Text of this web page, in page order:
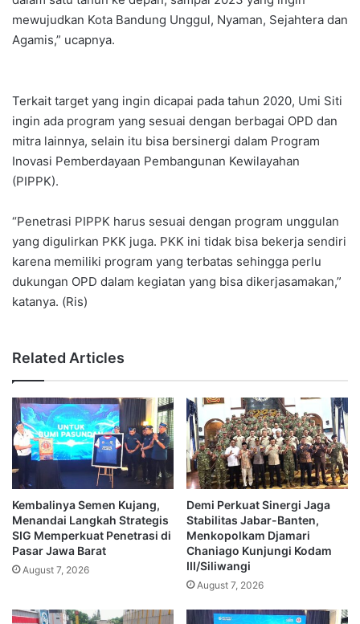
mewujudkan Kota Bandung Unggul, Nyaman, Sejahtera dan
Agamis,” ucapnya.
Terkait target yang ingin dicapai pada tahun 2020, Umi Siti
ingin ada program yang sesuai dengan berbagai OPD dan
mitra lainnya, selain itu bisa bersinergi dalam Program
Inovasi Pemberdayaan Pembangunan Kewilayahan
(PIPPK).
“Penetrasi PIPPK harus sesuai dengan program unggulan
yang digulirkan PKK juga. PKK ini tidak bisa bekerja sendiri
karena memiliki program yang terbatas sehingga perlu
dukungan OPD dalam kegiatan yang bisa dikerjasamakan,”
katanya. (Ris)
Related Articles
Kembalinya Semen Kujang,
Menandai Langkah Strategis
SIG Memperkuat Penetrasi di
Pasar Jawa Barat
August 7, 2026
Demi Perkuat Sinergi Jaga
Stabilitas Jabar-Banten,
Menkopolkam Djamari
Chaniago Kunjungi Kodam
III/Siliwangi
August 7, 2026